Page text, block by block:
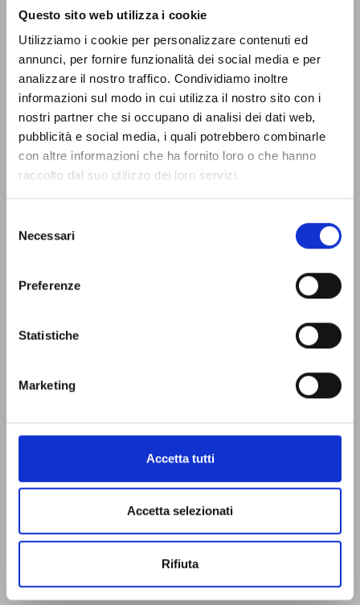
Questo sito web utilizza i cookie
Utilizziamo i cookie per personalizzare contenuti ed
annunci, per fornire funzionalità dei social media e per
analizzare il nostro traffico. Condividiamo inoltre
informazioni sul modo in cui utilizza il nostro sito con i
nostri partner che si occupano di analisi dei dati web,
pubblicità e social media, i quali potrebbero combinarle
con altre informazioni che ha fornito loro o che hanno
raccolto dal suo utilizzo dei loro servizi.
delNecessari
Preferenze
Statistiche
Marketing
Accetta tutti
Accetta selezionati
Rifiuta